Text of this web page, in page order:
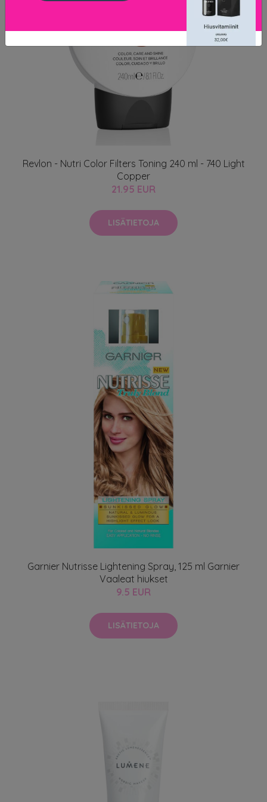
Revlon - Nutri Color Filters Toning 240 ml - 740 Light
Copper
21.95 EUR
LISÄTIETOJA
Garnier Nutrisse Lightening Spray, 125 ml Garnier
Vaaleat hiukset
9.5 EUR
LISÄTIETOJA